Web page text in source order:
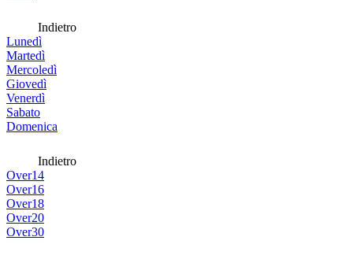
Indietro
Lunedì
Martedì
Mercoledì
Giovedì
Venerdì
Sabato
Domenica
Indietro
Over14
Over16
Over18
Over20
Over30